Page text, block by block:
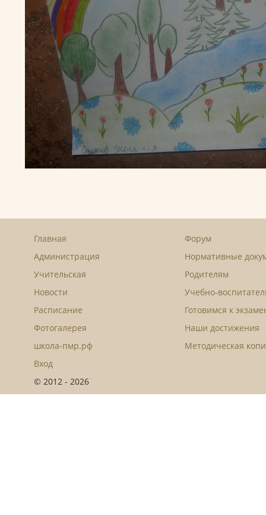
Главная
Администрация
Учительская
Новости
Расписание
Фотогалерея
школа-пмр.рф
Вход
Форум
Нормативные
Родителям
Учебно-
Готовимся к
Наши достижения
Методическая
© 2012 - 2026